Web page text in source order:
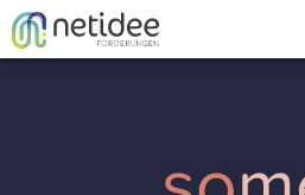
Enter your username or email address
Passwort